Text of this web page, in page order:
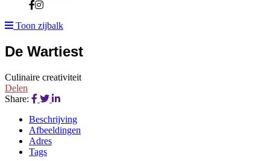
Toon zijbalk
De Wartiest
Culinaire creativiteit
Delen
Share:
Beschrijving
Afbeeldingen
Adres
Tags